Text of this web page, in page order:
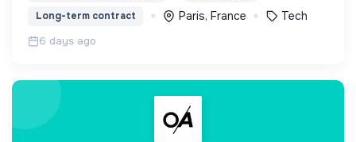
Long-term contract
Paris, France Tech
6 days ago